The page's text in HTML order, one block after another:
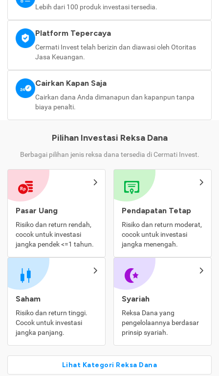
Lebih dari 100 produk investasi tersedia.
Platform Tepercaya
Cermati Invest telah berizin dan diawasi oleh Otoritas
Jasa Keuangan.
Cairkan Kapan Saja
Cairkan dana Anda dimanapun dan kapanpun tanpa
biaya penalti.
Pilihan Investasi Reksa Dana
Berbagai pilihan jenis reksa dana tersedia di Cermati Invest.
Pasar Uang
Risiko dan return rendah,
cocok untuk investasi
jangka pendek <=1 tahun.
Pendapatan Tetap
Risiko dan return moderat,
cocok untuk investasi
jangka menengah.
Saham
Risiko dan return tinggi.
Cocok untuk investasi
jangka panjang.
Syariah
Reksa Dana yang
pengelolaannya berdasar
prinsip syariah.
Lihat Kategori Reksa Dana